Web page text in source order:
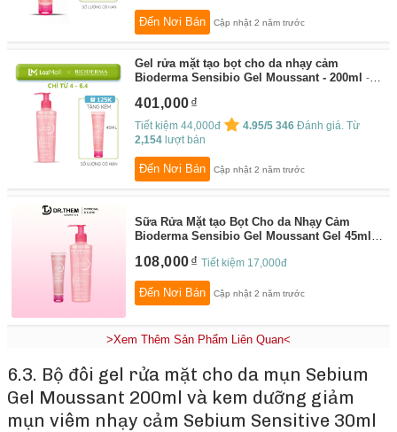
Đến Nơi Bán Cập nhật 2 năm trước
Gel rửa mặt tạo bọt cho da nhạy cảm
Bioderma Sensibio Gel Moussant - 200ml
401,000
Tiết kiệm 44,000đ 4.95/5 346 Đánh giá. Từ
2,154 lượt bán
Đến Nơi Bán Cập nhật 2 năm trước
Sữa Rửa Mặt tạo Bọt Cho da Nhạy Cảm
Bioderma Sensibio Gel Moussant Gel 45ml -
108,000 Tiết kiệm 17,000đ
Đến Nơi Bán Cập nhật 2 năm trước
>Xem Thêm Sản Phẩm Liên Quan<
6.3. Bộ đôi gel rửa mặt cho da mụn Sebium
Gel Moussant 200ml và kem dưỡng giảm
mụn viêm nhạy cảm Sebium Sensitive 30ml